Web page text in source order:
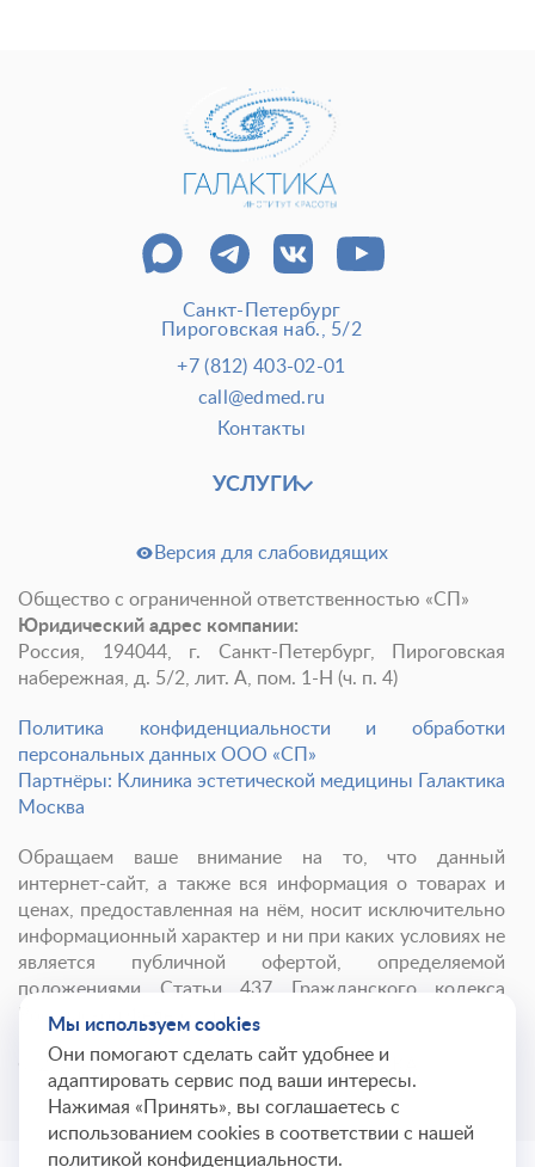
Санкт-Петербург
Пироговская наб., 5/2
+7 (812) 403-02-01
call@edmed.ru
Контакты
УСЛУГИ
Версия для слабовидящих
Общество с ограниченной ответственностью «СП»
Юридический адрес компании:
Россия, 194044, г. Санкт-Петербург, Пироговская
набережная, д. 5/2, лит. А, пом. 1-Н (ч. п. 4)
Политика конфиденциальности и обработки
персональных данных ООО «СП»
Партнёры: Клиника эстетической медицины Галактика
Москва
Обращаем ваше внимание на то, что данный
интернет-сайт, а также вся информация о товарах и
ценах, предоставленная на нём, носит исключительно
информационный характер и ни при каких условиях не
является публичной офертой, определяемой
положениями Статьи 437 Гражданского кодекса
Российской Федерации.
© 2001- 2026Институт красоты ГАЛАКТИКА
Мы используем cookies
Они помогают сделать сайт удобнее и
адаптировать сервис под ваши интересы.
Нажимая «Принять», вы соглашаетесь с
использованием cookies в соответствии с нашей
политикой конфиденциальности.